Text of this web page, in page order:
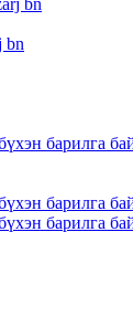
bn
барилга
барилга
барилга